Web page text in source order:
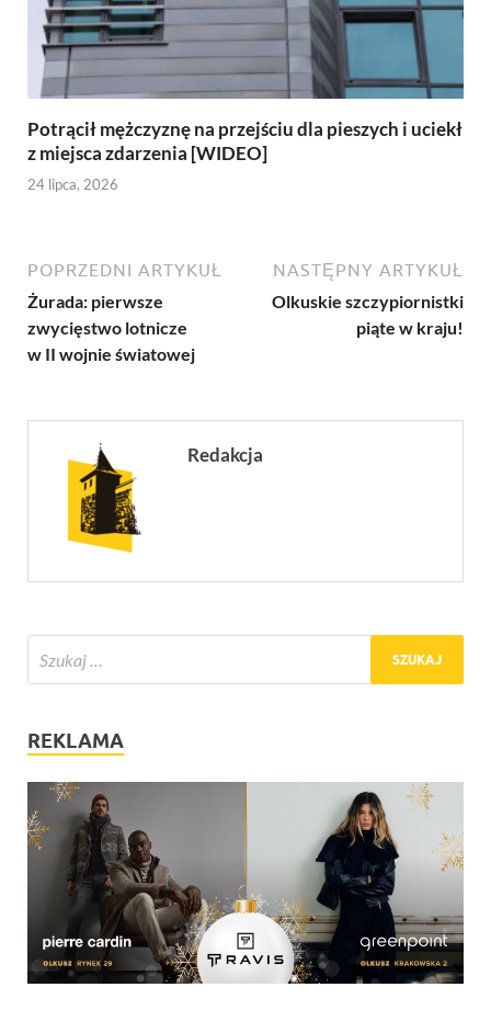
Potrącił mężczyznę na przejściu dla pieszych i uciekł
z miejsca zdarzenia [WIDEO]
24 lipca, 2026
POPRZEDNI ARTYKUŁ
Żurada: pierwsze
zwycięstwo lotnicze
w II wojnie światowej
NASTĘPNY ARTYKUŁ
Olkuskie szczypiornistki
piąte w kraju!
Redakcja
REKLAMA